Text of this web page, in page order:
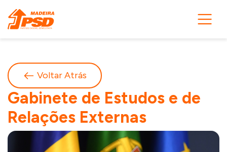
Voltar Atrás
Gabinete de Estudos e de
Relações Externas